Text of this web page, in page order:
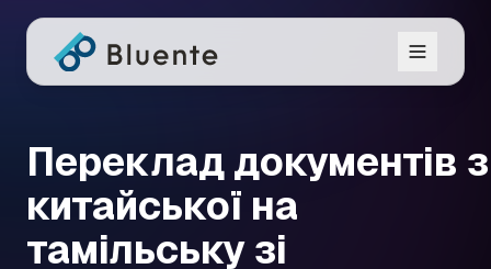
Переклад документів з
китайської на
тамільську зі